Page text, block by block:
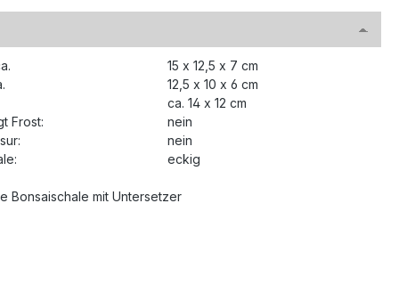
15 x 12,5 x 7 cm
12,5 x 10 x 6 cm
ca. 14 x 12 cm
Frost:
nein
nein
eckig
Bonsaischale mit Untersetzer